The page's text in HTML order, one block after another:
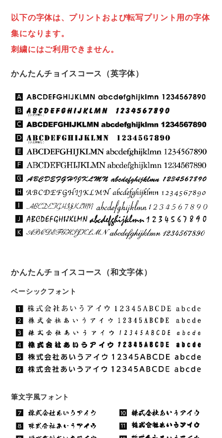
以下の字体は、プリントおよび転写プリント用の字体
集になります。
刺繍にはご利用できません。
かんたんチョイスコース（英字体）
かんたんチョイスコース（和文字体）
ベーシックフォント
筆文字風フォント